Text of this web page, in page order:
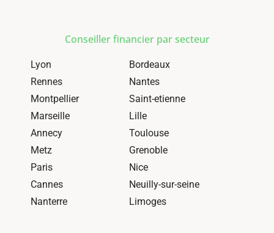
Conseiller financier par secteur
Lyon
Bordeaux
Rennes
Nantes
Montpellier
Saint-etienne
Marseille
Lille
Annecy
Toulouse
Metz
Grenoble
Paris
Nice
Cannes
Neuilly-sur-seine
Nanterre
Limoges